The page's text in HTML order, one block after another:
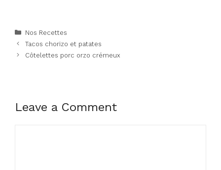
Categories
Nos Recettes
Tacos chorizo et patates
Côtelettes porc orzo crémeux
Leave a Comment